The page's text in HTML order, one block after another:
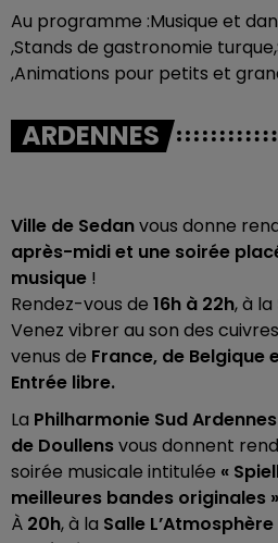
Au programme :Musique et
,Stands de gastronomie
,Animations pour petits et
ARDENNES
Ville de Sedanvous donne
après-midi et une soirée
musique !
Rendez-vous de 16h à 22h, à la
Venez vibrer au son des
venus de France, de Belgique
Entrée libre.
La Philharmonie Sud Ardennes
de Doullensvous donnent
soirée musicale intitulée «
meilleures bandes originales »
À 20h, à la Salle